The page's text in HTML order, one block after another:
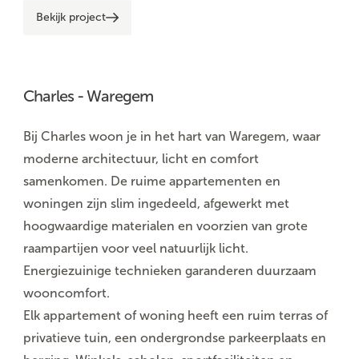
Bekijk project
Charles - Waregem
Bij Charles woon je in het hart van Waregem, waar
moderne architectuur, licht en comfort
samenkomen. De ruime appartementen en
woningen zijn slim ingedeeld, afgewerkt met
hoogwaardige materialen en voorzien van grote
raampartijen voor veel natuurlijk licht.
Energiezuinige technieken garanderen duurzaam
wooncomfort.
Elk appartement of woning heeft een ruim terras of
privatieve tuin, een ondergrondse parkeerplaats en